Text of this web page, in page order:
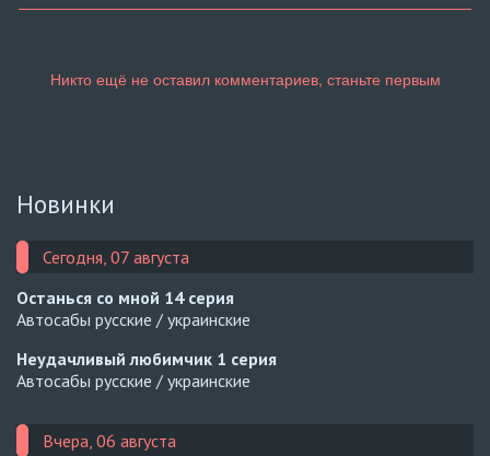
Новинки
Сегодня, 07 августа
Останься со мной 14 серия
Автосабы русские / украинские
Неудачливый любимчик 1 серия
Автосабы русские / украинские
Вчера, 06 августа